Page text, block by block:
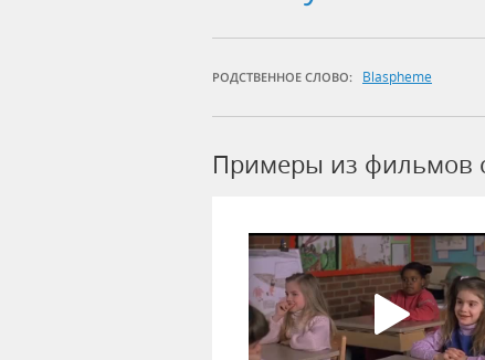
РОДСТВЕННОЕ СЛОВО: Blaspheme
Примеры из фильмов